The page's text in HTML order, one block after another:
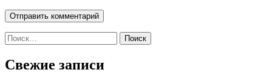
Найти:
Свежие записи